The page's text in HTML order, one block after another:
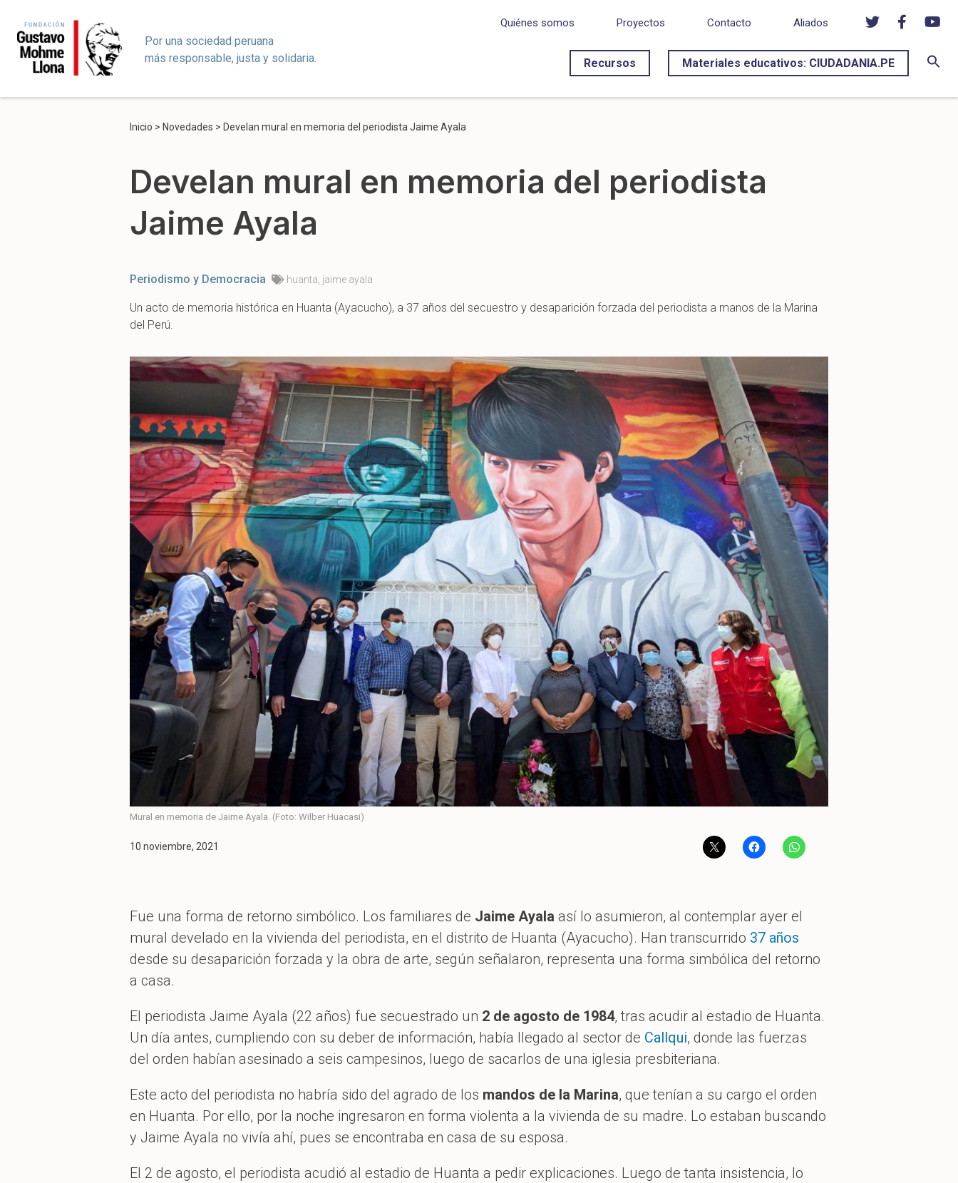
Por una sociedad peruana
más responsable, justa y solidaria.
Quiénes somos Proyectos Contacto Aliados
Recursos Materiales educativos: CIUDADANIA.PE
Inicio > Novedades > Develan mural en memoria del periodista Jaime Ayala
Develan mural en memoria del periodista
Jaime Ayala
Periodismo y Democracia huanta jaime ayala
Un acto de memoria histórica en Huanta (Ayacucho), a 37 años del secuestro y desaparición forzada del periodista a manos de la Marina
del Perú.
Mural en memoria de Jaime Ayala. (Foto: Wilber Huacasi)
10 noviembre, 2021
Fue una forma de retorno simbólico. Los familiares de Jaime Ayala así lo asumieron, al contemplar ayer el
mural develado en la vivienda del periodista, en el distrito de Huanta (Ayacucho). Han transcurrido 37 años
desde su desaparición forzada y la obra de arte, según señalaron, representa una forma simbólica del retorno
a casa.
El periodista Jaime Ayala (22 años) fue secuestrado un 2 de agosto de 1984, tras acudir al estadio de Huanta.
Un día antes, cumpliendo con su deber de información, había llegado al sector de Callqui, donde las fuerzas
del orden habían asesinado a seis campesinos, luego de sacarlos de una iglesia presbiteriana.
Este acto del periodista no habría sido del agrado de los mandos de la Marina, que tenían a su cargo el orden
en Huanta. Por ello, por la noche ingresaron en forma violenta a la vivienda de su madre. Lo estaban buscando
y Jaime Ayala no vivía ahí, pues se encontraba en casa de su esposa.
El 2 de agosto, el periodista acudió al estadio de Huanta a pedir explicaciones. Luego de tanta insistencia, lo